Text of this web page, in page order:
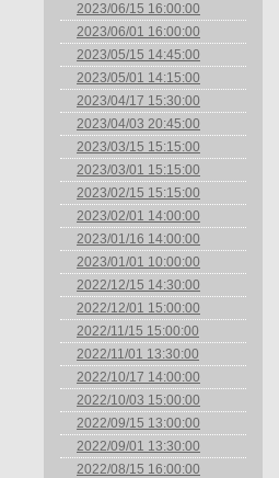
2023/06/15 16:00:00
2023/06/01 16:00:00
2023/05/15 14:45:00
2023/05/01 14:15:00
2023/04/17 15:30:00
2023/04/03 20:45:00
2023/03/15 15:15:00
2023/03/01 15:15:00
2023/02/15 15:15:00
2023/02/01 14:00:00
2023/01/16 14:00:00
2023/01/01 10:00:00
2022/12/15 14:30:00
2022/12/01 15:00:00
2022/11/15 15:00:00
2022/11/01 13:30:00
2022/10/17 14:00:00
2022/10/03 15:00:00
2022/09/15 13:00:00
2022/09/01 13:30:00
2022/08/15 16:00:00